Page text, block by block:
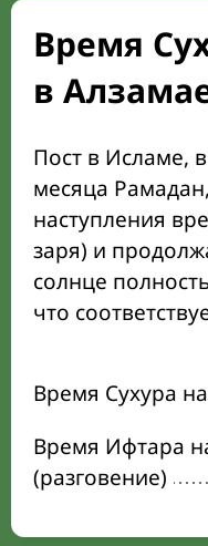
Время
в
Пост в Исламе,
месяца
наступления
заря) и
солнце
что
Время Сухура
Время Ифтара
(разговение)